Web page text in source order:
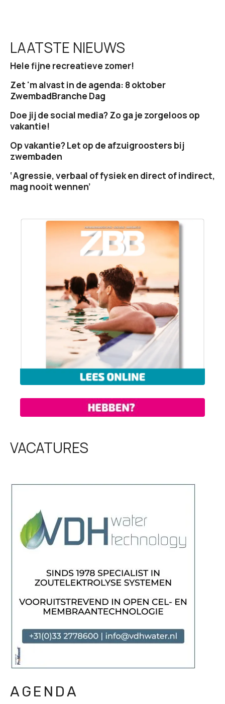
LAATSTE NIEUWS
Hele fijne recreatieve zomer!
Zet 'm alvast in de agenda: 8 oktober
ZwembadBranche Dag
Doe jij de social media? Zo ga je zorgeloos op
vakantie!
Op vakantie? Let op de afzuigroosters bij
zwembaden
‘Agressie, verbaal of fysiek en direct of indirect,
mag nooit wennen’
VACATURES
AGENDA